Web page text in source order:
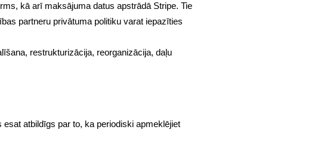
kā arī maksājuma datus apstrādā Stripe. Tie
partneru privātuma politiku varat iepazīties
restrukturizācija, reorganizācija, daļu
atbildīgs par to, ka periodiski apmeklējiet